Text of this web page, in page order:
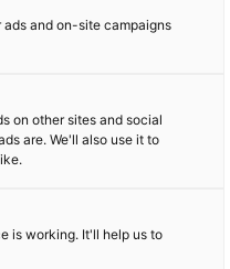
and on-site campaigns
on other sites and social
are. We'll also use it to
is working. It'll help us to